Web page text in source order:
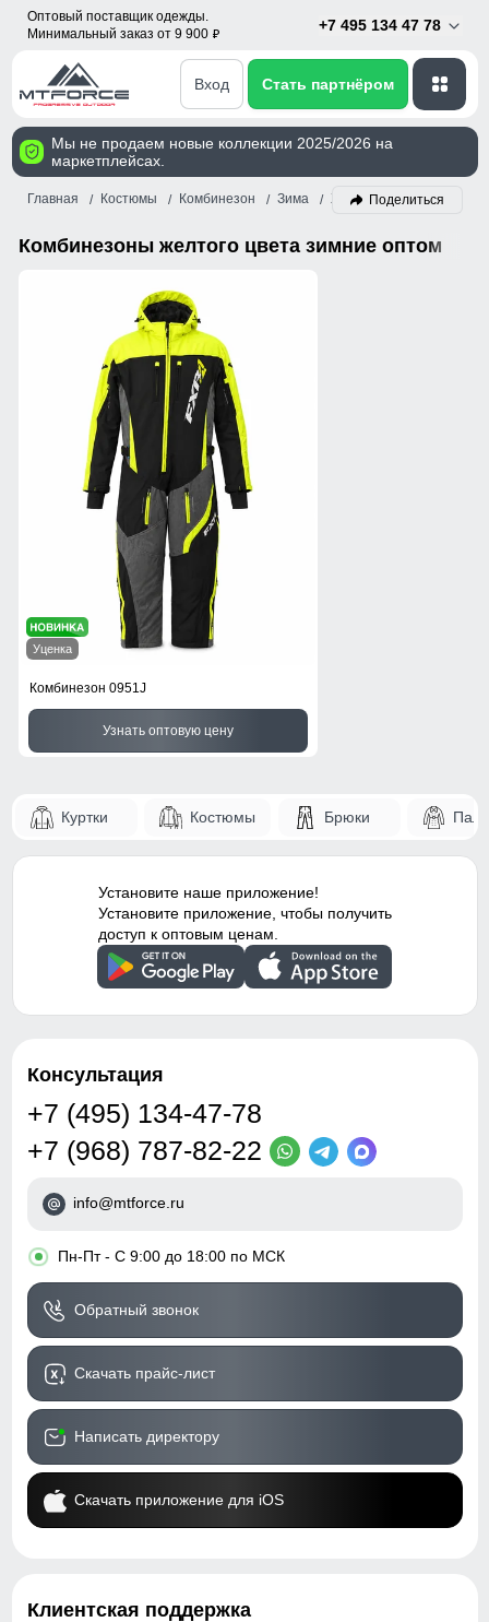
Оптовый поставщик одежды.
Минимальный заказ от 9 900 p
+7 495 134 47 78
Вход Стать партнёром
Мы не продаем новые коллекции 2025/2026 на
маркетплейсах.
Главная Костюмы Комбинезон Зима ЖелтыйПоделиться
Комбинезоны желтого цвета зимние оптом
Уценка
Комбинезон 0951J
Узнать оптовую цену
Куртки Костюмы Брюки
Установите наше приложение!
Установите приложение, чтобы получить
доступ к оптовым ценам.
Консультация
+7 (495) 134-47-78
+7 (968) 787-82-22
info@mtforce.ru
• Пн-Пт - С 9:00 до 18:00 по МСК
Обратный звонок
Скачать прайс-лист
Написать директору
Скачать приложение для iOS
Клиентская поддержка